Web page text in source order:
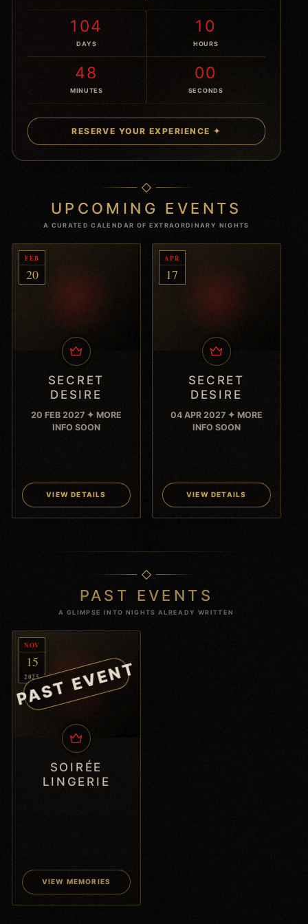
104
DAYS
10
HOURS
48
MINUTES
00
SECONDS
RESERVE YOUR EXPERIENCE ✦
UPCOMING EVENTS
A CURATED CALENDAR OF EXTRAORDINARY NIGHTS
FEB
20
SECRET
DESIRE
20 FEB 2027 ✦ MORE
INFO SOON
VIEW DETAILS
APR
17
SECRET
DESIRE
04 APR 2027 ✦ MORE
INFO SOON
VIEW DETAILS
PAST EVENTS
A GLIMPSE INTO NIGHTS ALREADY WRITTEN
PAST EVENT
NOV
15
2025
SOIRÉE
LINGERIE
VIEW MEMORIES